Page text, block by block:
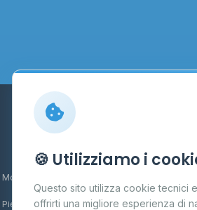
Molise
Piemonte
🍪 Utilizziamo i
Questo sito utilizza cookie tecnici
offrirti una migliore esperienza di